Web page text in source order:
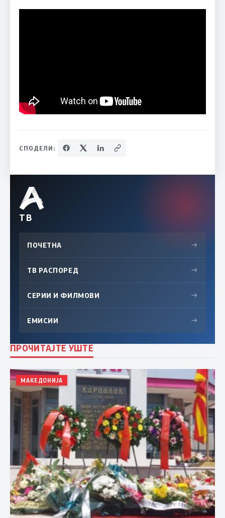
СПОДЕЛИ:
ТВ
ПОЧЕТНА →
ТВ РАСПОРЕД →
СЕРИИ И ФИЛМОВИ →
ЕМИСИИ →
ПРОЧИТАЈТЕ УШТЕ
МАКЕДОНИЈА